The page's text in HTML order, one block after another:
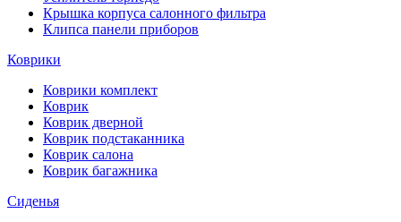
Крышка корпуса салонного фильтра
Клипса панели приборов
Коврики
Коврики комплект
Коврик
Коврик дверной
Коврик подстаканника
Коврик салона
Коврик багажника
Сиденья